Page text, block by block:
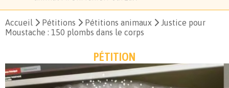
Accueil Pétitions Pétitions animaux
Justice pour
Moustache : 150 plombs dans le corps
PÉTITION